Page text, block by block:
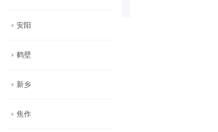
安阳
鹤壁
新乡
焦作